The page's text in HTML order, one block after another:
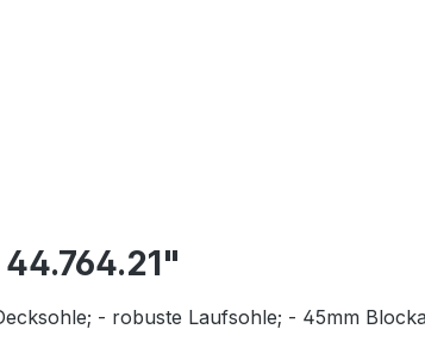
- robuste Laufsohle; - 45mm